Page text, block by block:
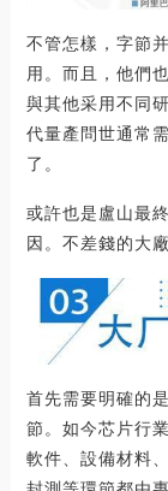
不管怎樣，字節
用。而且，他們
與其他采用不同
代量產問世通常
了。
或許也是盧山最
因。不差錢的大
首先需要明確的
節。如今芯片行
軟件、設備材料